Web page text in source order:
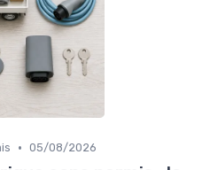
• 05/08/2026